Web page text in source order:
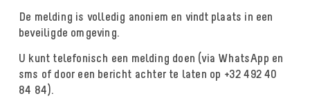
De melding is volledig anoniem en vindt plaats in een
beveiligde omgeving.
U kunt telefonisch een melding doen (via WhatsApp en
sms of door een bericht achter te laten op +32 492 40
84 84).